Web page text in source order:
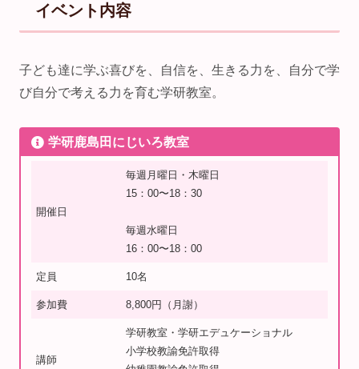
イベント内容
子ども達に学ぶ喜びを、自信を、生きる力を、自分で学
び自分で考える力を育む学研教室。
学研鹿島田にじいろ教室
開催日
毎週月曜日・木曜日
15：00〜18：30
毎週水曜日
16：00〜18：00
定員 10名
参加費 8,800円（月謝）
講師
学研教室・学研エデュケーショナル
小学校教諭免許取得